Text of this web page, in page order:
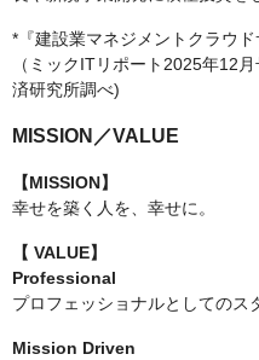
*『建設業マネジメントクラウ
（ミックITリポート2025年12
済研究所調べ)
MISSION／VALUE
【MISSION】
幸せを築く人を、幸せに。
【 VALUE】
Professional
プロフェッショナルとしてのス
Mission Driven